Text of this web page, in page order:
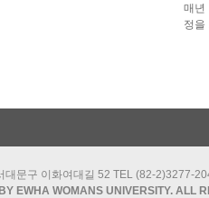
매년
정을
대문구 이화여대길 52 TEL (82-2)3277-
EWHA WOMANS UNIVERSITY. ALL